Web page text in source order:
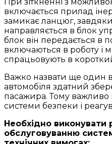
включається прилад
замикає ланцюг,
направляється в блок
блок він передається в
включаються в роботу і
спрацьовують в
Важко назвати ще один
автомобіля здатний
пасажира. Тому важливо
системи безпеки і
Необхідно виконувати
обслуговуванню